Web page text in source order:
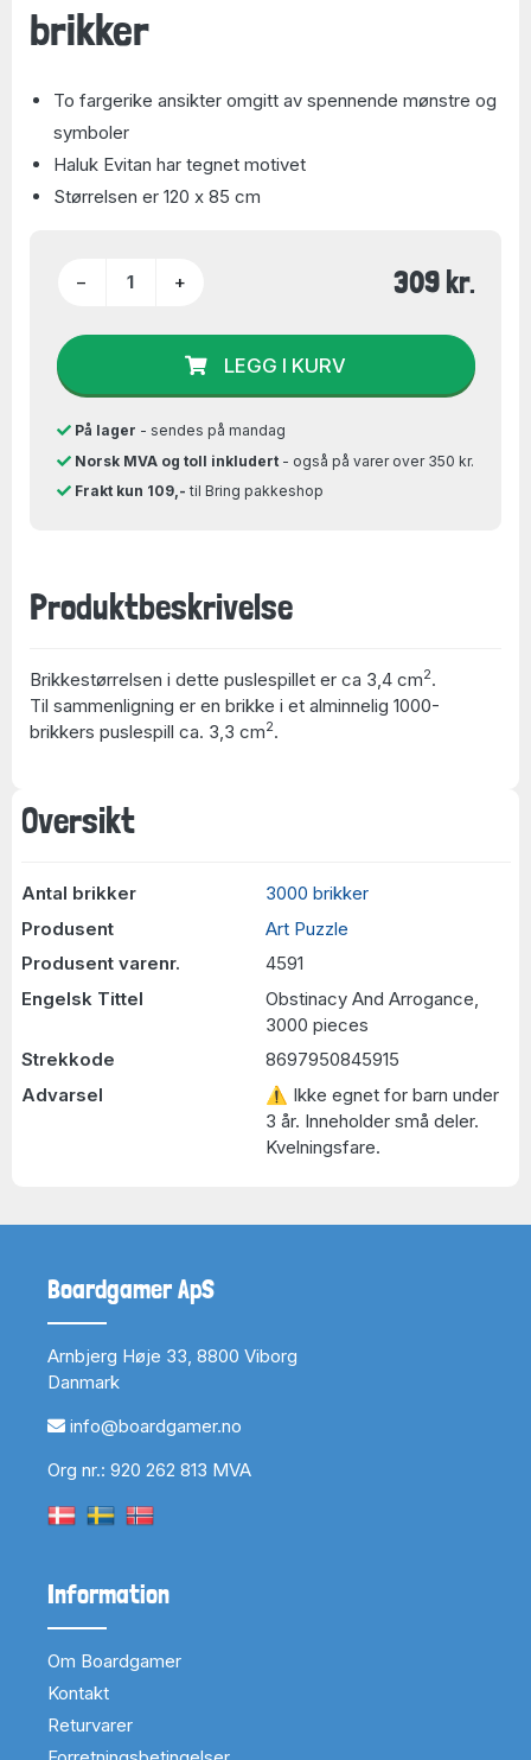
Oversikt
Antal brikker
3000 brikker
Produsent
Art Puzzle
Produsent varenr.
4591
Engelsk Tittel
Obstinacy And Arrogance,
3000 pieces
Strekkode
8697950845915
Advarsel
⚠ Ikke egnet for barn under
3 år. Inneholder små deler.
Kvelningsfare.
brikker
To fargerike ansikter omgitt av spennende mønstre og
symboler
Haluk Evitan har tegnet motivet
Størrelsen er 120 x 85 cm
− + 309 kr.
LEGG I KURV
På lager - sendes på mandag
Norsk MVA og toll inkludert- også på varer over 350 kr.
Frakt kun 109,- til Bring pakkeshop
Produktbeskrivelse
Brikkestørrelsen i dette puslespillet er ca 3,4 cm2.
Til sammenligning er en brikke i et alminnelig 1000-
brikkers puslespill ca. 3,3 cm2.
Boardgamer ApS
Arnbjerg Høje 33, 8800 Viborg
Danmark
info@boardgamer.no
Org nr.: 920 262 813 MVA
Information
Om Boardgamer
Kontakt
Returvarer